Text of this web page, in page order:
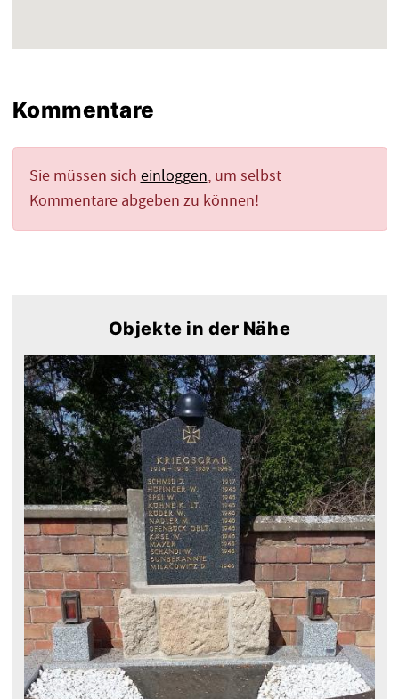
Kommentare
Sie müssen sich einloggen, um selbst
Kommentare abgeben zu können!
Objekte in der Nähe